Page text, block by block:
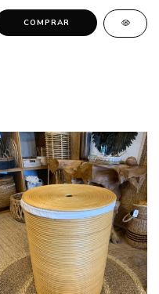
COMPRAR